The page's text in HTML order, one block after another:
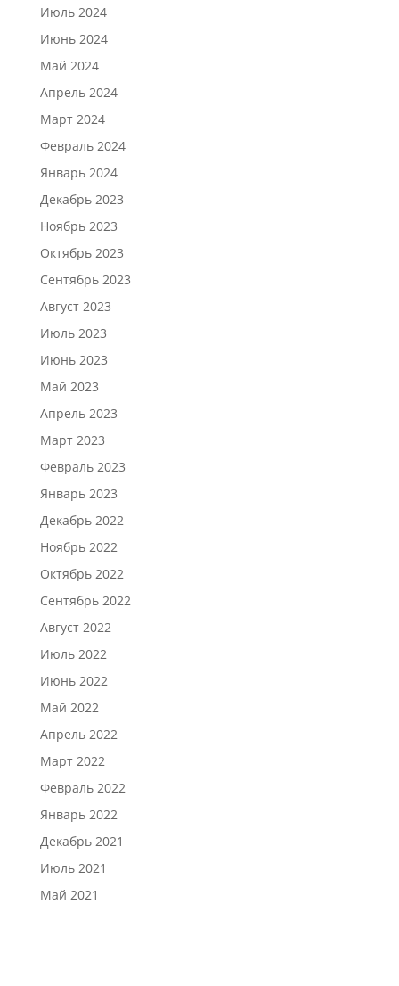
Июль 2024
Июнь 2024
Май 2024
Апрель 2024
Март 2024
Февраль 2024
Январь 2024
Декабрь 2023
Ноябрь 2023
Октябрь 2023
Сентябрь 2023
Август 2023
Июль 2023
Июнь 2023
Май 2023
Апрель 2023
Март 2023
Февраль 2023
Январь 2023
Декабрь 2022
Ноябрь 2022
Октябрь 2022
Сентябрь 2022
Август 2022
Июль 2022
Июнь 2022
Май 2022
Апрель 2022
Март 2022
Февраль 2022
Январь 2022
Декабрь 2021
Июль 2021
Май 2021